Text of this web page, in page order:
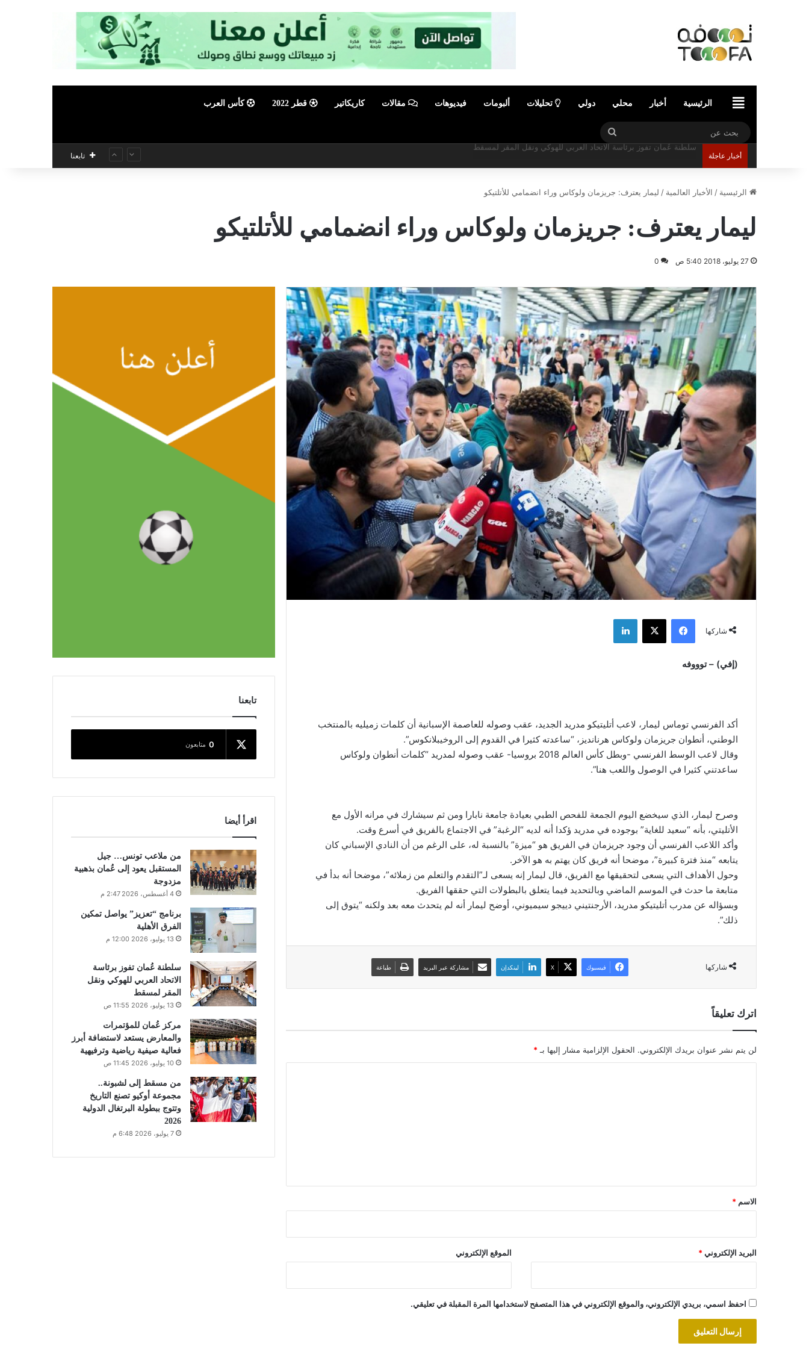
الرئيسيةالرئيسية أخبار محلي دولي تحليلات ألبومات فيديوهات مقالات كاريكاتير قطر 2022 كأس العرب
بحث
عن
أخبار عاجلة تابعنا
الرئيسية / الأخبار العالمية / ليمار يعترف: جريزمان ولوكاس وراء انضمامي للأتلتيكو
ليمار يعترف: جريزمان ولوكاس وراء انضمامي للأتلتيكو
27 يوليو، 2018 5:40 ص 0
شاركها
فيسبوك ‫X لينكدإن
(إفي) – توووفه
أكد الفرنسي توماس ليمار، لاعب أتليتيكو مدريد الجديد، عقب وصوله للعاصمة الإسبانية أن كلمات زميليه بالمنتخب
الوطني، أنطوان جريزمان ولوكاس هرنانديز، “ساعدته كثيرا في القدوم إلى الروخيبلانكوس”.
وقال لاعب الوسط الفرنسي -وبطل كأس العالم 2018 بروسيا- عقب وصوله لمدريد “كلمات أنطوان ولوكاس
ساعدتني كثيرا في الوصول واللعب هنا”.
وصرح ليمار، الذي سيخضع اليوم الجمعة للفحص الطبي بعيادة جامعة نابارا ومن ثم سيشارك في مرانه الأول مع
الأتليتي، بأنه “سعيد للغاية” بوجوده في مدريد ؤكدا أنه لديه “الرغبة” في الاجتماع بالفريق في أسرع وقت.
وأكد اللاعب الفرنسي أن وجود جريزمان في الفريق هو “ميزة” بالنسبة له، على الرغم من أن النادي الإسباني كان
يتابعه “منذ فترة كبيرة”، موضحا أنه فريق كان يهتم به هو الآخر.
وحول الأهداف التي يسعى لتحقيقها مع الفريق، قال ليمار إنه يسعى لـ”التقدم والتعلم من زملائه”، موضحا أنه بدأ في
متابعة ما حدث في الموسم الماضي وبالتحديد فيما يتعلق بالبطولات التي حققها الفريق.
وبسؤاله عن مدرب أتليتيكو مدريد، الأرجنتيني دييجو سيميوني، أوضح ليمار أنه لم يتحدث معه بعد ولكنه “يتوق إلى
ذلك”.
شاركها فيسبوك ‫X لينكدإن مشاركة عبر البريد طباعة
اترك تعليقاً
لن يتم نشر عنوان بريدك الإلكتروني. الحقول الإلزامية مشار إليها بـ*
*
الاسم *
البريد الإلكتروني* الموقع الإلكتروني
احفظ اسمي، بريدي الإلكتروني، والموقع الإلكتروني في هذا المتصفح لاستخدامها المرة المقبلة في تعليقي.
تابعنا
0 متابعون
اقرأ أيضا
من ملاعب تونس… جيل
المستقبل يعود إلى عُمان بذهبية
مزدوجة
4 أغسطس، 2026 2:47 م
برنامج “تعزيز” يواصل تمكين
الفرق الأهلية
13 يوليو، 2026 12:00 م
سلطنة عُمان تفوز برئاسة
الاتحاد العربي للهوكي ونقل
المقر لمسقط
13 يوليو، 2026 11:55 ص
مركز عُمان للمؤتمرات
والمعارض يستعد لاستضافة أبرز
فعالية صيفية رياضية وترفيهية
10 يوليو، 2026 11:45 ص
من مسقط إلى لشبونة..
مجموعة أوكيو تصنع التاريخ
وتتوج ببطولة البرتغال الدولية
2026
7 يوليو، 2026 6:48 م